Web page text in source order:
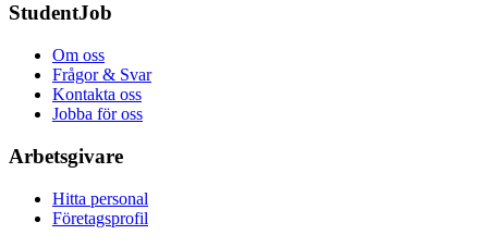
StudentJob
Om oss
Frågor & Svar
Kontakta oss
Jobba för oss
Arbetsgivare
Hitta personal
Företagsprofil